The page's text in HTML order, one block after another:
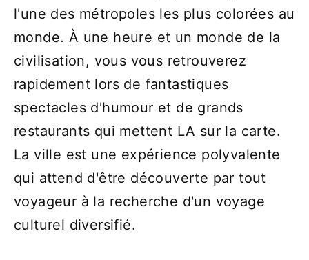
l'une des métropoles les plus colorées au
monde. À une heure et un monde de la
civilisation, vous vous retrouverez
rapidement lors de fantastiques
spectacles d'humour et de grands
restaurants qui mettent LA sur la carte.
La ville est une expérience polyvalente
qui attend d'être découverte par tout
voyageur à la recherche d'un voyage
culturel diversifié.